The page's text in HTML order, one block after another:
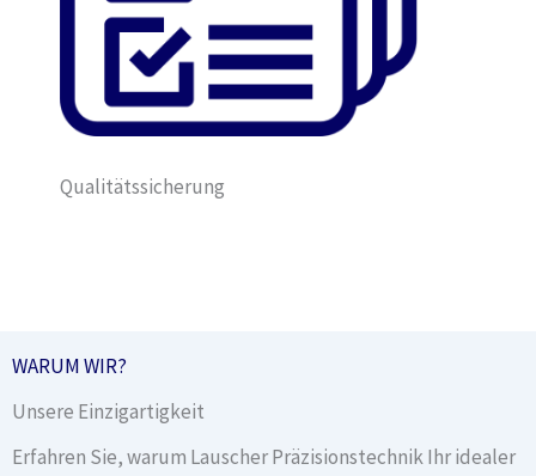
Qualitätssicherung
WARUM WIR?
Unsere Einzigartigkeit
Erfahren Sie, warum Lauscher Präzisionstechnik Ihr idealer